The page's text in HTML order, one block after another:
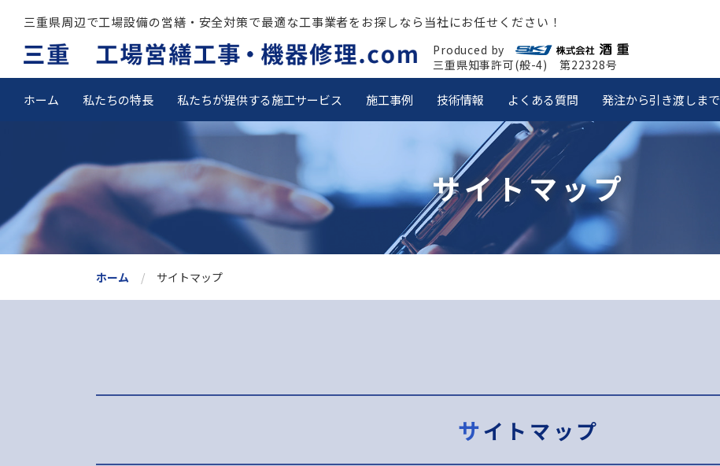
三重県周辺で工場設備の営繕・安全対策で最適な工事業者をお探しなら当社にお任せください！
Produced by
三重県知事許可(般-4) 第22328号
ホーム 私たちの特長 私たちが提供する施工サービス 施工事例 技術情報 よくある質問 発注から引き渡しまで
サイトマップ
ホーム サイトマップ
サイトマップ